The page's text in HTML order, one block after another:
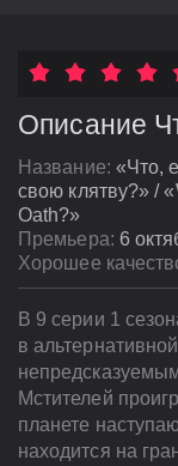
Описание
Название: «Что,
свою клятву?» /
Oath?»
Премьера: 6
Хорошее
В 9 серии 1
в
Мстителей
планете
находится на